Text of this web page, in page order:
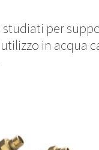
per
in acqua